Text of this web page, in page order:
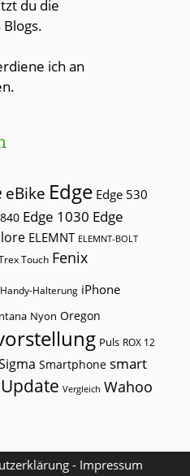
du die
ich an
eBike Edge Edge 530
Edge 1030 Edge
ELEMNT ELEMNT-BOLT
Touch Fenix
Handy-Halterung iPhone
Nyon Oregon
Puls ROX 12
Smartphone smart
Update Vergleich Wahoo
- Impressum